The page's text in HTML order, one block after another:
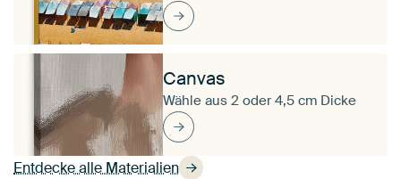
Entdecke alle Materialien
Canvas
Wähle aus 2 oder 4,5 cm Dicke